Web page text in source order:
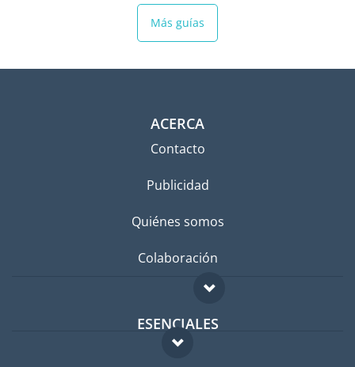
Más guías
ACERCA
Contacto
Publicidad
Quiénes somos
Colaboración
ESENCIALES
Foro para expatriados